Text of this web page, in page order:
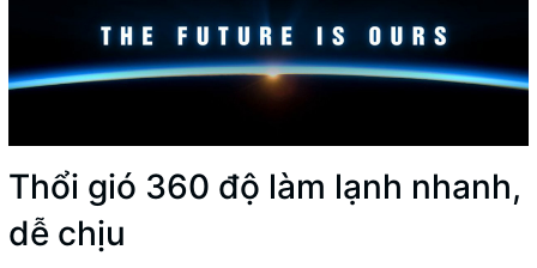
Thổi gió 360 độ làm lạnh nhanh,
dễ chịu